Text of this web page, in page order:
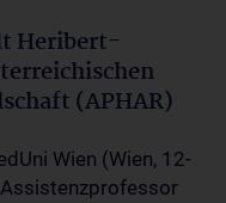
Heribert-
(APHAR)
Wien (Wien, 12-